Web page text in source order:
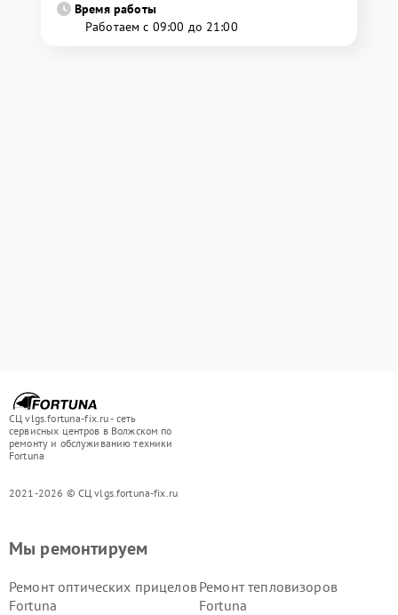
Время работы
Работаем с 09:00 до 21:00
СЦ vlgs.fortuna-fix.ru - сеть
сервисных центров в Волжском по
ремонту и обслуживанию техники
Fortuna
2021-2026 © СЦ vlgs.fortuna-fix.ru
Мы ремонтируем
Ремонт оптических прицелов
Fortuna
Ремонт тепловизоров
Fortuna